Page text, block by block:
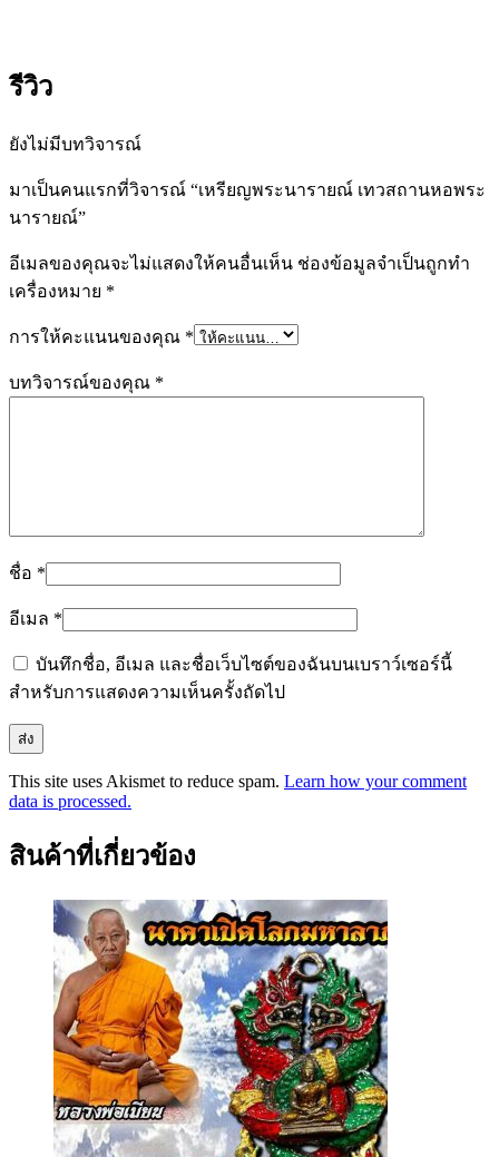
รีวิว
ยังไม่มีบทวิจารณ์
มาเป็นคนแรกที่วิจารณ์ “เหรียญพระนารายณ์ เทวสถานหอพระ
นารายณ์”
อีเมลของคุณจะไม่แสดงให้คนอื่นเห็น ช่องข้อมูลจำเป็นถูกทำ
เครื่องหมาย *
การให้คะแนนของคุณ *
บทวิจารณ์ของคุณ *
ชื่อ *
อีเมล *
บันทึกชื่อ, อีเมล และชื่อเว็บไซต์ของฉันบนเบราว์เซอร์นี้
สำหรับการแสดงความเห็นครั้งถัดไป
This site uses Akismet to reduce spam. Learn how your comment
data is processed.
สินค้าที่เกี่ยวข้อง